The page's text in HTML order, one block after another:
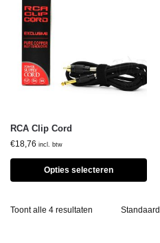
RCA Clip Cord
€18,76 incl. btw
Opties selecteren
Toont alle 4 resultaten